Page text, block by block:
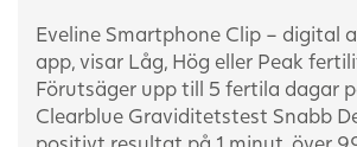
Eveline Smartphone Clip – digital
app, visar Låg, Hög eller Peak
Förutsäger upp till 5 fertila dagar
Clearblue Graviditetstest Snabb